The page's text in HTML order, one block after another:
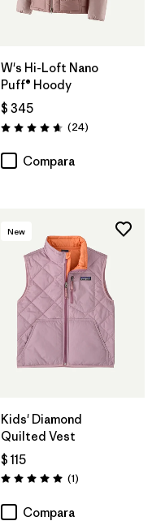
W's Hi-Loft Nano
Puff® Hoody
$ 345
Valoración: 4.6 / 5
(24Comentarios
)
Compara
New
Kids' Diamond
Quilted Vest
$ 115
Valoración: 5.0 / 5
(1Comentarios
)
Compara